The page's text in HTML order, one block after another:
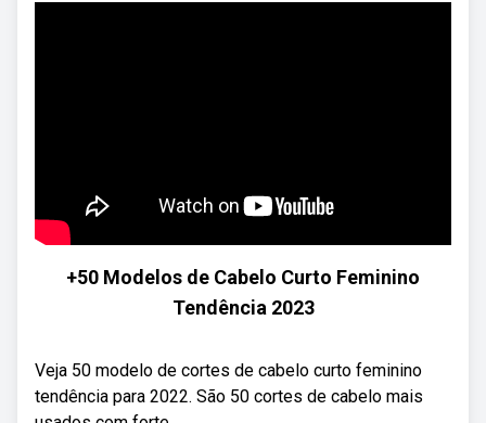
+50 Modelos de Cabelo Curto Feminino
Tendência 2023
Veja 50 modelo de cortes de cabelo curto feminino
tendência para 2022. São 50 cortes de cabelo mais